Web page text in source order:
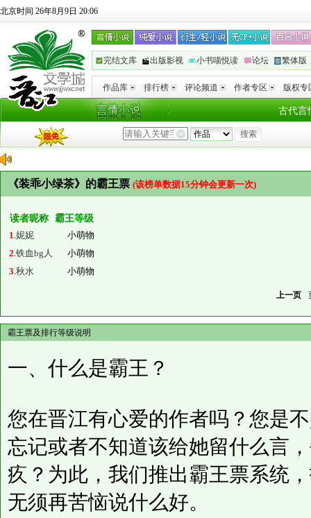
北京时间 26年8月9日 20:06
完结文库 出版影视 小书喵悦读 论坛 繁体版
作品库 排行榜 评论频道 作者专区 版权专
古代言
《装乖小绿茶》的霸王票 (该榜单数据15分钟会更新一次)
读者昵称 霸王等级
1.妮妮
小萌物
2.铁血bg人
小萌物
3.秋水 小萌物
上一页
霸王票及排行等级说明
一、什么是霸王？
您在晋江有心爱的作者吗？您是
忘记或者不知道该给她留什么言
疚？为此，我们推出霸王票系统
无须再苦恼说什么好。